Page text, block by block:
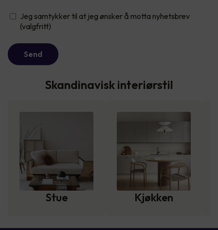
Jeg samtykker til at jeg ønsker å motta nyhetsbrev
(valgfritt)
Send
Skandinavisk interiørstil
Stue Kjøkken